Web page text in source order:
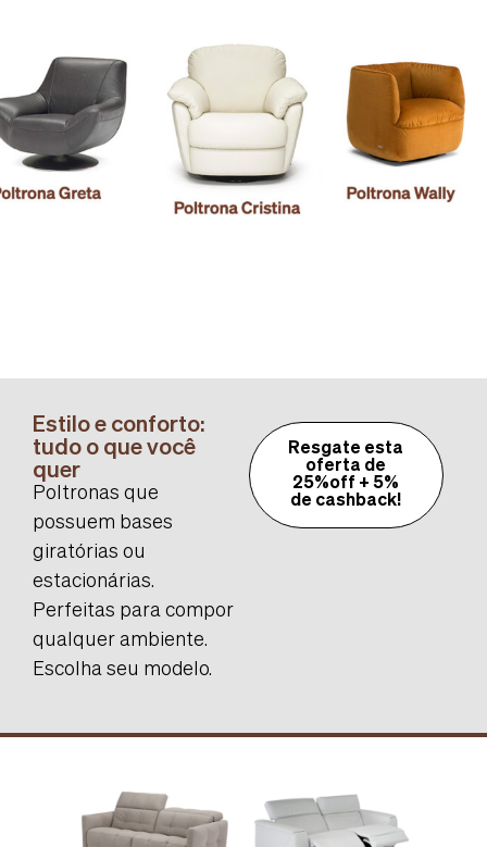
Estilo e conforto:
tudo o que você
quer
Poltronas que
possuem bases
giratórias ou
estacionárias.
Perfeitas para compor
qualquer ambiente.
Escolha seu modelo.
Resgate esta
oferta de
25%off + 5%
de cashback!